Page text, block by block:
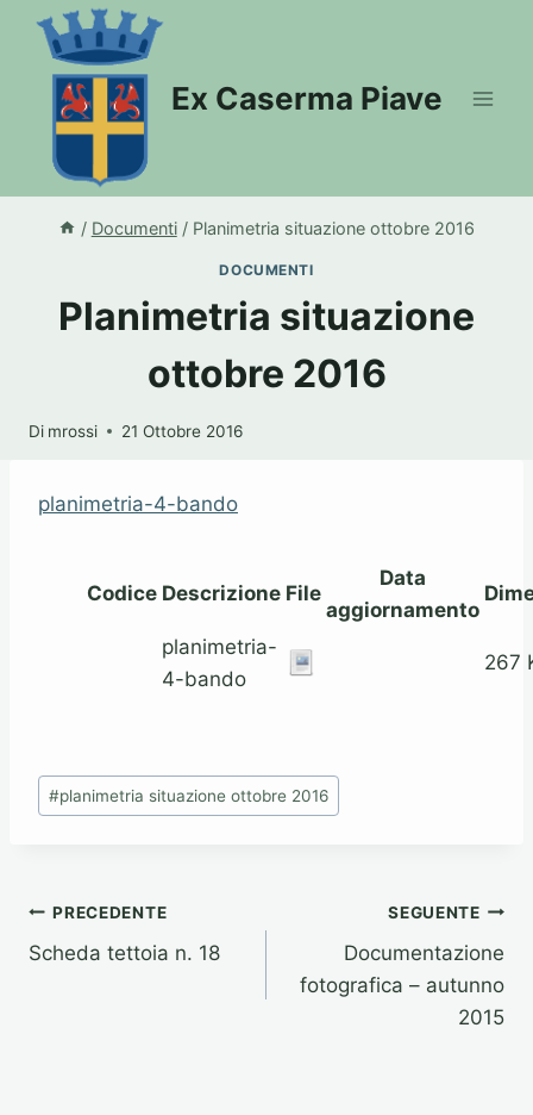
Salta
contenuto
Ex Caserma Piave
/ Documenti / Planimetria situazione ottobre 2016
DOCUMENTI
Planimetria situazione
ottobre 2016
Di mrossi 21 Ottobre 2016
planimetria-4-bando
Codice Descrizione File
Data
aggiornamento
planimetria-
4-bando
267
Tag
articolo:
#planimetria situazione ottobre 2016
Navigazione
articoli
PRECEDENTE
Scheda tettoia n. 18
SEGUENTE
Documentazione
fotografica – autunno
2015